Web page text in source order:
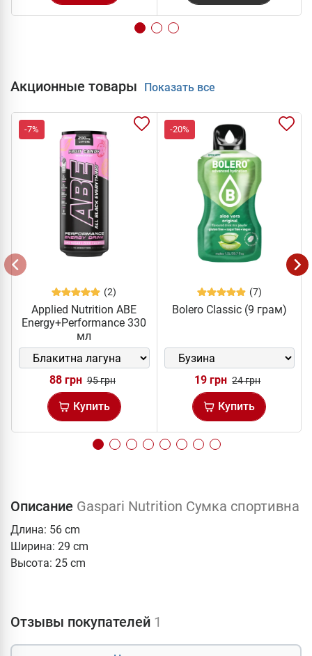
Акционные товары Показать все
-7%
(2)
Applied Nutrition ABE
Energy+Performance 330
мл
88 грн 95 грн
Купить
-20%
(7)
Bolero Classic (9 грам)
19 грн 24 грн
Купить
Описание Gaspari Nutrition Cумка спортивна
Длина: 56 cm
Ширина: 29 cm
Высота: 25 cm
Отзывы покупателей 1